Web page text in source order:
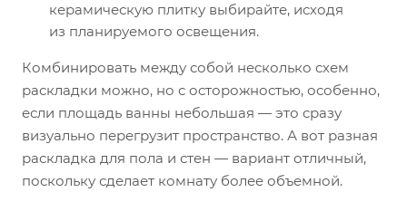
керамическую плитку выбирайте, исходя
из планируемого освещения.
Комбинировать между собой несколько схем
раскладки можно, но с осторожностью, особенно,
если площадь ванны небольшая — это сразу
визуально перегрузит пространство. А вот разная
раскладка для пола и стен — вариант отличный,
поскольку сделает комнату более объемной.